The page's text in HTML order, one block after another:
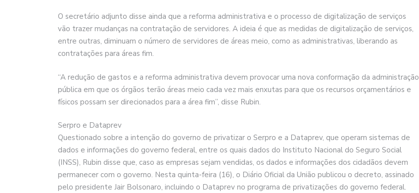
O secretário adjunto disse ainda que a reforma administrativa e o processo de digitalização de serviços
vão trazer mudanças na contratação de servidores. A ideia é que as medidas de digitalização de serviços,
entre outras, diminuam o número de servidores de áreas meio, como as administrativas, liberando as
contratações para áreas fim.
“A redução de gastos e a reforma administrativa devem provocar uma nova conformação da administração
pública em que os órgãos terão áreas meio cada vez mais enxutas para que os recursos orçamentários e
físicos possam ser direcionados para a área fim”, disse Rubin.
Serpro e Dataprev
Questionado sobre a intenção do governo de privatizar o Serpro e a Dataprev, que operam sistemas de
dados e informações do governo federal, entre os quais dados do Instituto Nacional do Seguro Social
(INSS), Rubin disse que, caso as empresas sejam vendidas, os dados e informações dos cidadãos devem
permanecer com o governo. Nesta quinta-feira (16), o Diário Oficial da União publicou o decreto, assinado
pelo presidente Jair Bolsonaro, incluindo o Dataprev no programa de privatizações do governo federal.